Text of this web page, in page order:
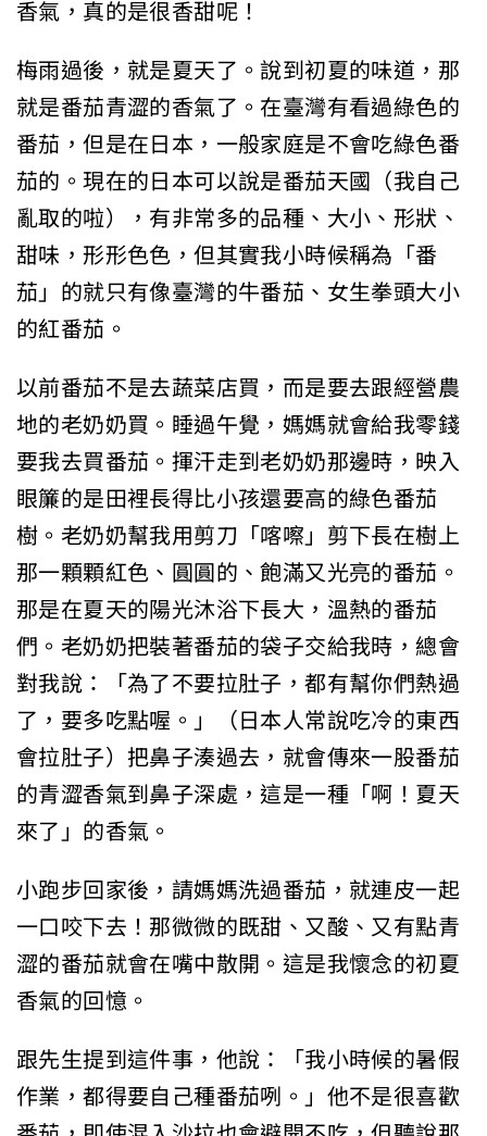
梅雨過後，就是夏天了。說到初夏的味道，那
就是番茄青澀的香氣了。在臺灣有看過綠色的
番茄，但是在日本，一般家庭是不會吃綠色番
茄的。現在的日本可以說是番茄天國（我自己
亂取的啦），有非常多的品種、大小、形狀、
甜味，形形色色，但其實我小時候稱為「番
茄」的就只有像臺灣的牛番茄、女生拳頭大小
的紅番茄。
以前番茄不是去蔬菜店買，而是要去跟經營農
地的老奶奶買。睡過午覺，媽媽就會給我零錢
要我去買番茄。揮汗走到老奶奶那邊時，映入
眼簾的是田裡長得比小孩還要高的綠色番茄
樹。老奶奶幫我用剪刀「喀嚓」剪下長在樹上
那一顆顆紅色、圓圓的、飽滿又光亮的番茄。
那是在夏天的陽光沐浴下長大，溫熱的番茄
們。老奶奶把裝著番茄的袋子交給我時，總會
對我說：「為了不要拉肚子，都有幫你們熱過
了，要多吃點喔。」（日本人常說吃冷的東西
會拉肚子）把鼻子湊過去，就會傳來一股番茄
的青澀香氣到鼻子深處，這是一種「啊！夏天
來了」的香氣。
小跑步回家後，請媽媽洗過番茄，就連皮一起
一口咬下去！那微微的既甜、又酸、又有點青
澀的番茄就會在嘴中散開。這是我懷念的初夏
香氣的回憶。
跟先生提到這件事，他說：「我小時候的暑假
作業，都得要自己種番茄咧。」他不是很喜歡